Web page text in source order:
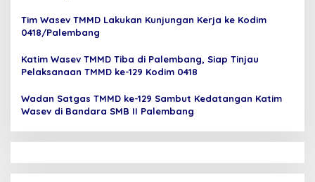
Tim Wasev TMMD Lakukan Kunjungan Kerja ke Kodim
0418/Palembang
Katim Wasev TMMD Tiba di Palembang, Siap Tinjau
Pelaksanaan TMMD ke-129 Kodim 0418
Wadan Satgas TMMD ke-129 Sambut Kedatangan Katim
Wasev di Bandara SMB II Palembang